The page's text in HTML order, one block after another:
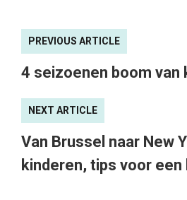
PREVIOUS ARTICLE
4 seizoenen boom van
NEXT ARTICLE
Van Brussel naar New
kinderen, tips voor